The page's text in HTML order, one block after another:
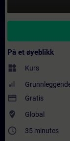
På et øyeblikk
widgets Kurs
payment Gratis
where_to_vote Global
access_time 35 minutes